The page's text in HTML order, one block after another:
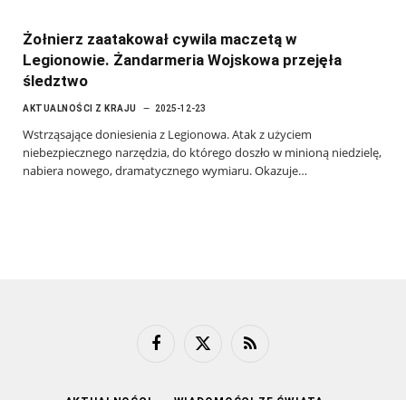
Żołnierz zaatakował cywila maczetą w
Legionowie. Żandarmeria Wojskowa przejęła
śledztwo
AKTUALNOŚCI Z KRAJU 2025-12-23
Wstrząsające doniesienia z Legionowa. Atak z użyciem
niebezpiecznego narzędzia, do którego doszło w minioną niedzielę,
nabiera nowego, dramatycznego wymiaru. Okazuje…
FacebookX
RSS